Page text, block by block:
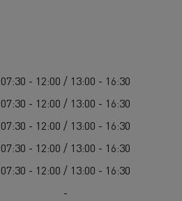
07:30 - 12:00 / 13:00 - 16:30
07:30 - 12:00 / 13:00 - 16:30
07:30 - 12:00 / 13:00 - 16:30
07:30 - 12:00 / 13:00 - 16:30
07:30 - 12:00 / 13:00 - 16:30
-